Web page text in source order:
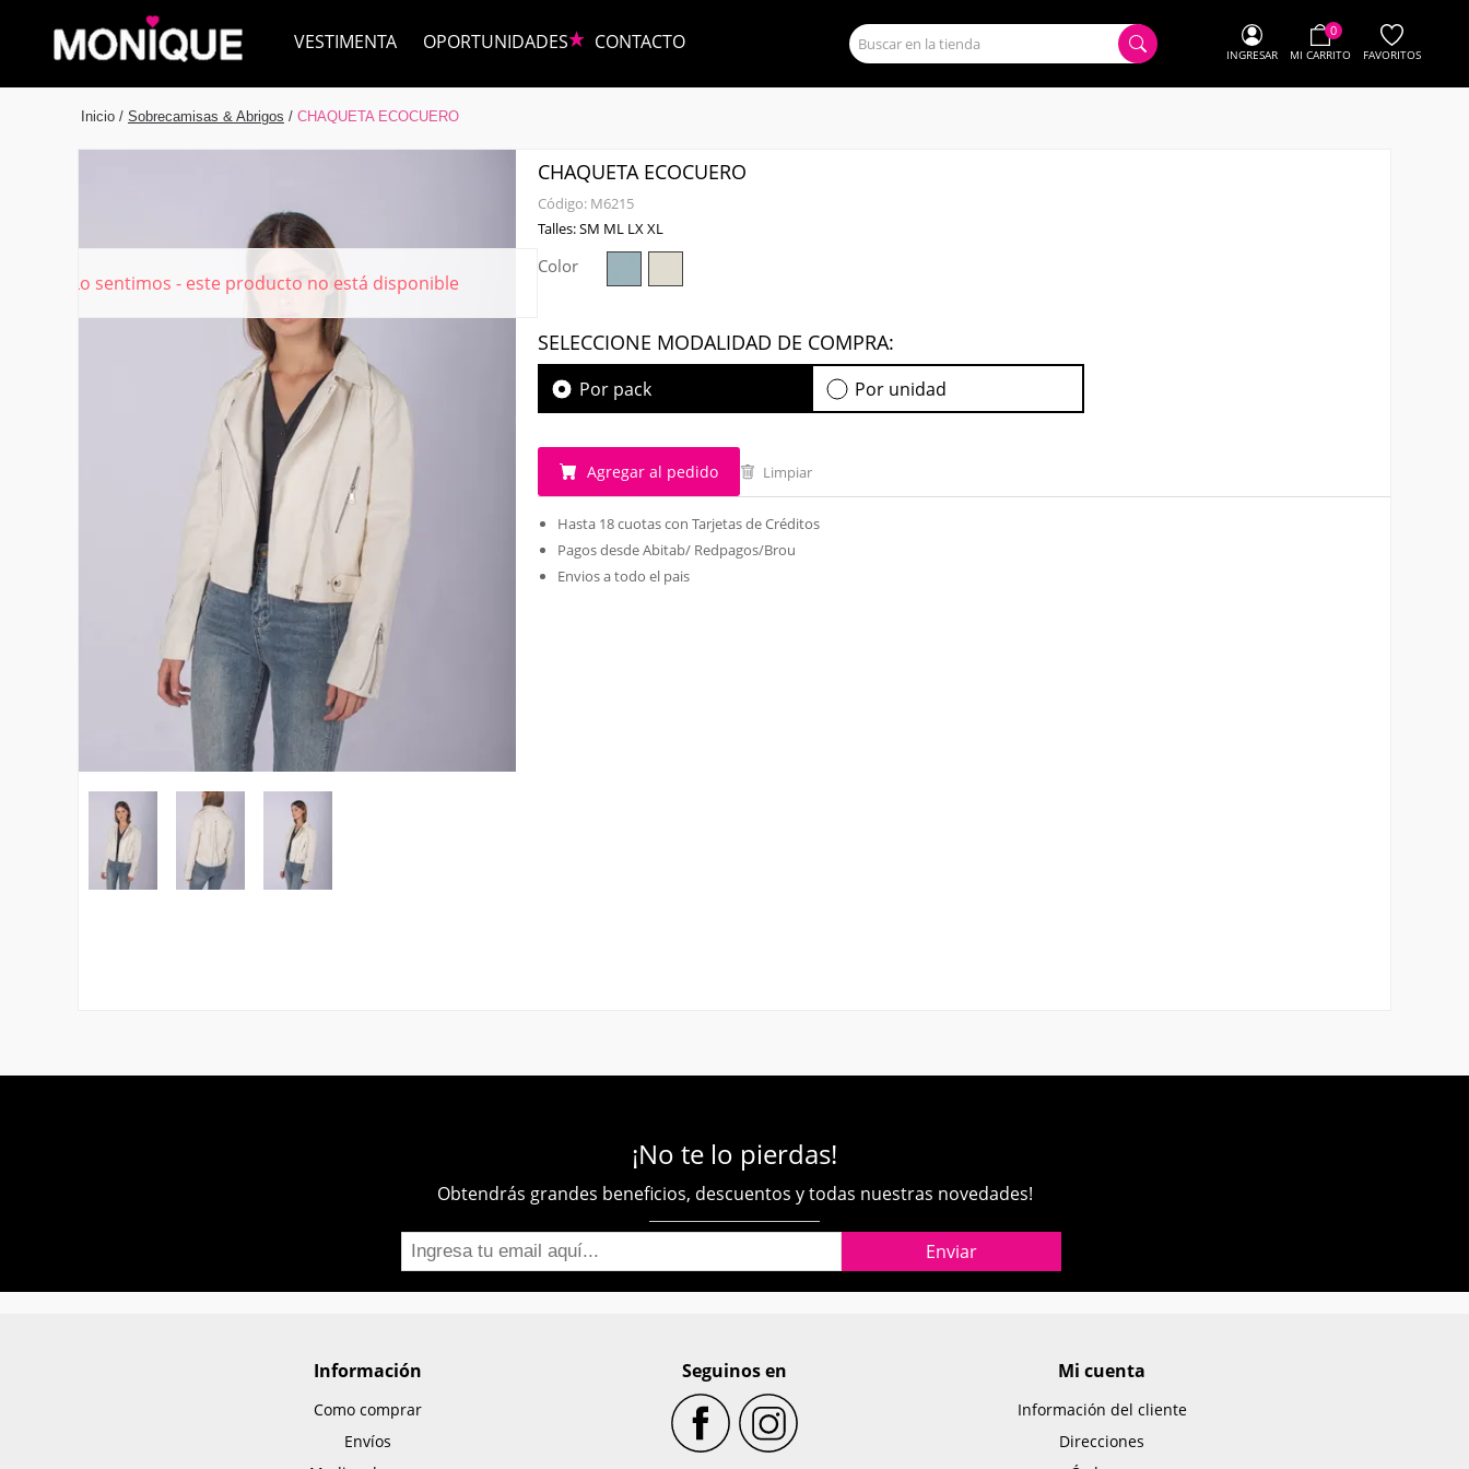
0
MI CARRITO FAVORITOS
INGRESAR
VESTIMENTA OPORTUNIDADES CONTACTO
Inicio / Sobrecamisas & Abrigos / CHAQUETA ECOCUERO
CHAQUETA ECOCUERO
Código: M6215
Talles: SM ML LX XL
Color
Lo sentimos - este producto no está disponible
SELECCIONE MODALIDAD DE COMPRA:
Por pack Por unidad
Agregar al pedido Limpiar
Hasta 18 cuotas con Tarjetas de Créditos
Pagos desde Abitab/ Redpagos/Brou
Envios a todo el pais
¡No te lo pierdas!
Obtendrás grandes beneficios, descuentos y todas nuestras novedades!
Información
Como comprar
Envíos
Seguinos en Mi cuenta
Información del cliente
Direcciones